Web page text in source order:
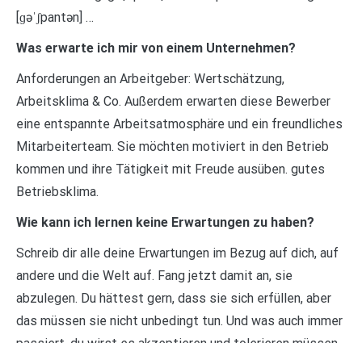
[ɡəˈʃpantən] …
Was erwarte ich mir von einem Unternehmen?
Anforderungen an Arbeitgeber: Wertschätzung,
Arbeitsklima & Co. Außerdem erwarten diese Bewerber
eine entspannte Arbeitsatmosphäre und ein freundliches
Mitarbeiterteam. Sie möchten motiviert in den Betrieb
kommen und ihre Tätigkeit mit Freude ausüben. gutes
Betriebsklima.
Wie kann ich lernen keine Erwartungen zu haben?
Schreib dir alle deine Erwartungen im Bezug auf dich, auf
andere und die Welt auf. Fang jetzt damit an, sie
abzulegen. Du hättest gern, dass sie sich erfüllen, aber
das müssen sie nicht unbedingt tun. Und was auch immer